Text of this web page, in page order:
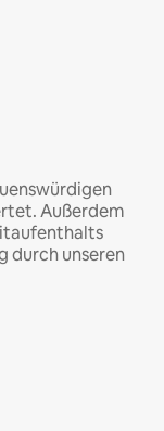
Außerdem
durch unseren